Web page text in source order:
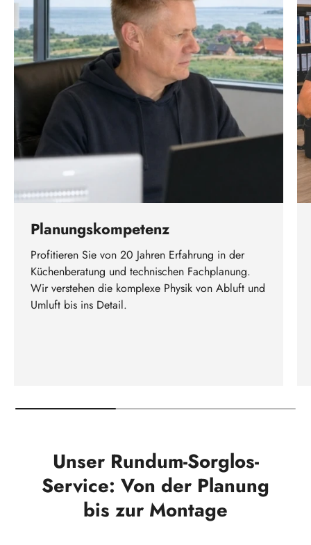
Planungskompetenz
Profitieren Sie von 20 Jahren Erfahrung in der
Küchenberatung und technischen Fachplanung.
Wir verstehen die komplexe Physik von Abluft und
Umluft bis ins Detail.
Unser Rundum-Sorglos-
Service: Von der Planung
bis zur Montage